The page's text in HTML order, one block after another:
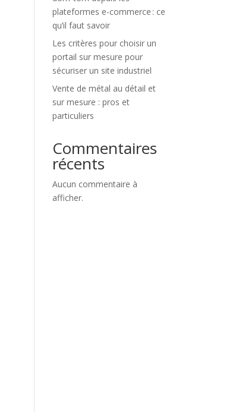
plateformes e-commerce : ce
qu’il faut savoir
Les critères pour choisir un
portail sur mesure pour
sécuriser un site industriel
Vente de métal au détail et
sur mesure : pros et
particuliers
Commentaires
récents
Aucun commentaire à
afficher.